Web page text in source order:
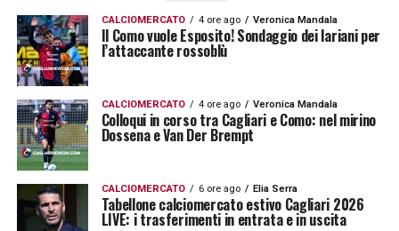
CALCIOMERCATO 4 ore ago Veronica Mandala
Il Como vuole Esposito! Sondaggio dei lariani per
l’attaccante rossoblù
CALCIOMERCATO 4 ore ago Veronica Mandala
Colloqui in corso tra Cagliari e Como: nel mirino
Dossena e Van Der Brempt
CALCIOMERCATO 6 ore ago Elia Serra
Tabellone calciomercato estivo Cagliari 2026
LIVE: i trasferimenti in entrata e in uscita